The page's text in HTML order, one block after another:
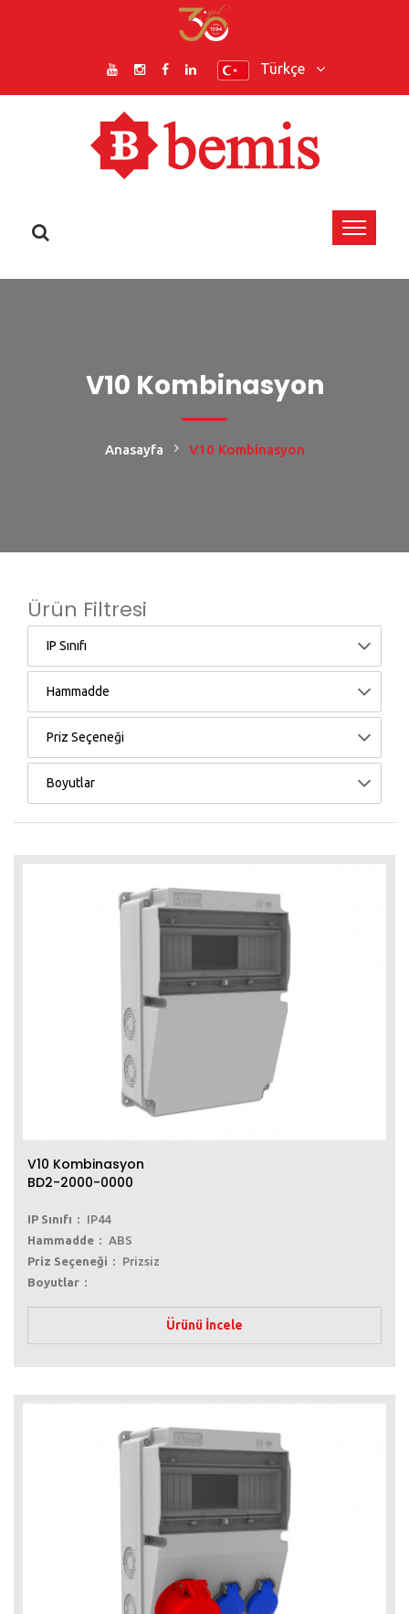
Türkçe
V10 Kombinasyon
Anasayfa V10 Kombinasyon
Ürün Filtresi
IP Sınıfı
Hammadde
Priz Seçeneği
Boyutlar
V10 Kombinasyon
BD2-2000-0000
IP Sınıfı
IP44
Hammadde
ABS
Priz Seçeneği
Prizsiz
Boyutlar
Ürünü İncele